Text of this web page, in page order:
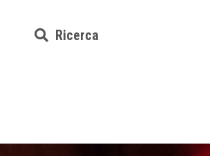
Ricerca